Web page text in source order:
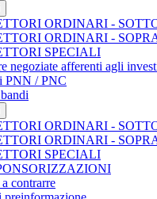
ORDINARI -
ORDINARI -
SPECIALI
negoziate afferenti agli
PNN / PNC
ORDINARI -
ORDINARI -
SPECIALI
contrarre